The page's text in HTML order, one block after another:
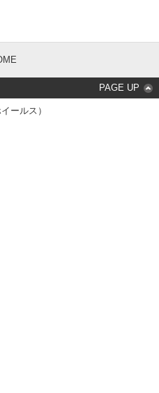
PAGE UP
ールス）